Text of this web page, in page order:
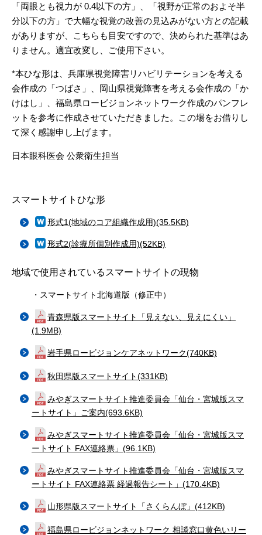
「両眼とも視力が 0.4以下の方」、「視野が正常のおよそ半
分以下の方」で大幅な視覚の改善の見込みがない方との記載
がありますが、こちらも目安ですので、決められた基準はあ
りません。適宜改変し、ご使用下さい。
*本ひな形は、兵庫県視覚障害リハビリテーションを考える
会作成の「つばさ」、岡山県視覚障害を考える会作成の「か
けはし」、福島県ロービジョンネットワーク作成のパンフレ
ットを参考に作成させていただきました。この場をお借りし
て深く感謝申し上げます。
日本眼科医会 公衆衛生担当
スマートサイトひな形
形式1(地域のコア組織作成用)(35.5KB)
形式2(診療所個別作成用)(52KB)
地域で使用されているスマートサイトの現物
・スマートサイト北海道版（修正中）
青森県版スマートサイト「見えない、見えにくい」
(1.9MB)
岩手県ロービジョンケアネットワーク(740KB)
秋田県版スマートサイト(331KB)
みやぎスマートサイト推進委員会「仙台・宮城版スマ
ートサイト」ご案内(693.6KB)
みやぎスマートサイト推進委員会「仙台・宮城版スマ
ートサイト FAX連絡票」(96.1KB)
みやぎスマートサイト推進委員会「仙台・宮城版スマ
ートサイト FAX連絡票 経過報告シート」(170.4KB)
山形県版スマートサイト「さくらんぼ」(412KB)
福島県ロービジョンネットワーク 相談窓口黄色いリー